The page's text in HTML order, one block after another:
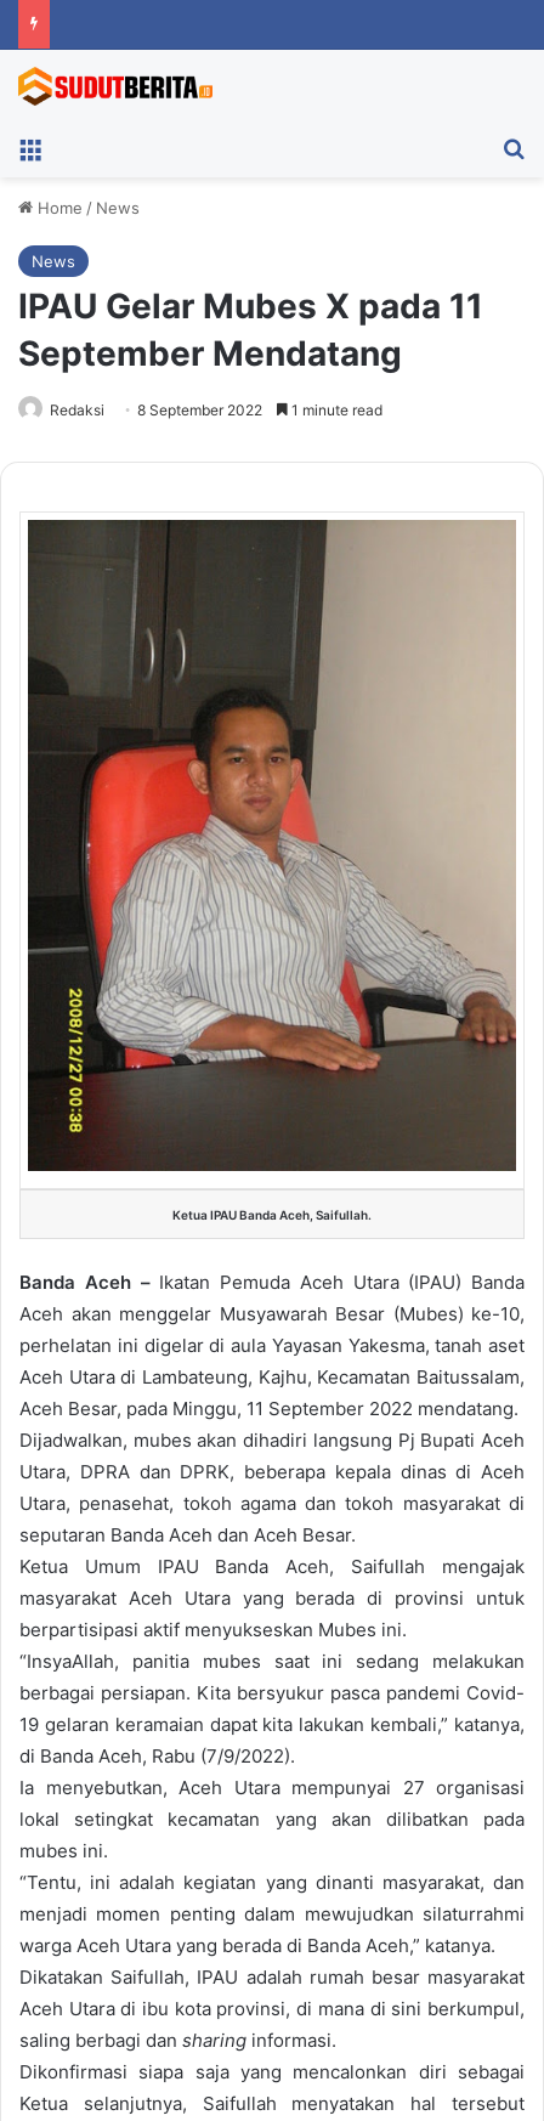
Home / News
News
IPAU Gelar Mubes X pada 11
September Mendatang
Redaksi 8 September 2022 1 minute read
Ketua IPAU Banda Aceh, Saifullah.
Banda Aceh –Ikatan Pemuda Aceh Utara (IPAU) Banda
Aceh akan menggelar Musyawarah Besar (Mubes) ke-10,
perhelatan ini digelar di aula Yayasan Yakesma, tanah aset
Aceh Utara di Lambateung, Kajhu, Kecamatan Baitussalam,
Aceh Besar, pada Minggu, 11 September 2022 mendatang.
Dijadwalkan, mubes akan dihadiri langsung Pj Bupati Aceh
Utara, DPRA dan DPRK, beberapa kepala dinas di Aceh
Utara, penasehat, tokoh agama dan tokoh masyarakat di
seputaran Banda Aceh dan Aceh Besar.
Ketua Umum IPAU Banda Aceh, Saifullah mengajak
masyarakat Aceh Utara yang berada di provinsi untuk
berpartisipasi aktif menyukseskan Mubes ini.
“InsyaAllah, panitia mubes saat ini sedang melakukan
berbagai persiapan. Kita bersyukur pasca pandemi Covid-
19 gelaran keramaian dapat kita lakukan kembali,” katanya,
di Banda Aceh, Rabu (7/9/2022).
Ia menyebutkan, Aceh Utara mempunyai 27 organisasi
lokal setingkat kecamatan yang akan dilibatkan pada
mubes ini.
“Tentu, ini adalah kegiatan yang dinanti masyarakat, dan
menjadi momen penting dalam mewujudkan silaturrahmi
warga Aceh Utara yang berada di Banda Aceh,” katanya.
Dikatakan Saifullah, IPAU adalah rumah besar masyarakat
Aceh Utara di ibu kota provinsi, di mana di sini berkumpul,
saling berbagi dan sharing informasi.
Dikonfirmasi siapa saja yang mencalonkan diri sebagai
Ketua selanjutnya, Saifullah menyatakan hal tersebut